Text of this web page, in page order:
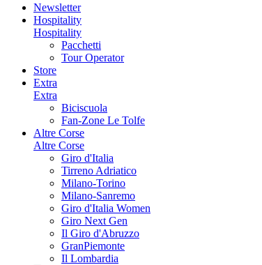
Newsletter
Hospitality
Hospitality
Pacchetti
Tour Operator
Store
Extra
Extra
Biciscuola
Fan-Zone Le Tolfe
Altre Corse
Altre Corse
Giro d'Italia
Tirreno Adriatico
Milano-Torino
Milano-Sanremo
Giro d'Italia Women
Giro Next Gen
Il Giro d'Abruzzo
GranPiemonte
Il Lombardia